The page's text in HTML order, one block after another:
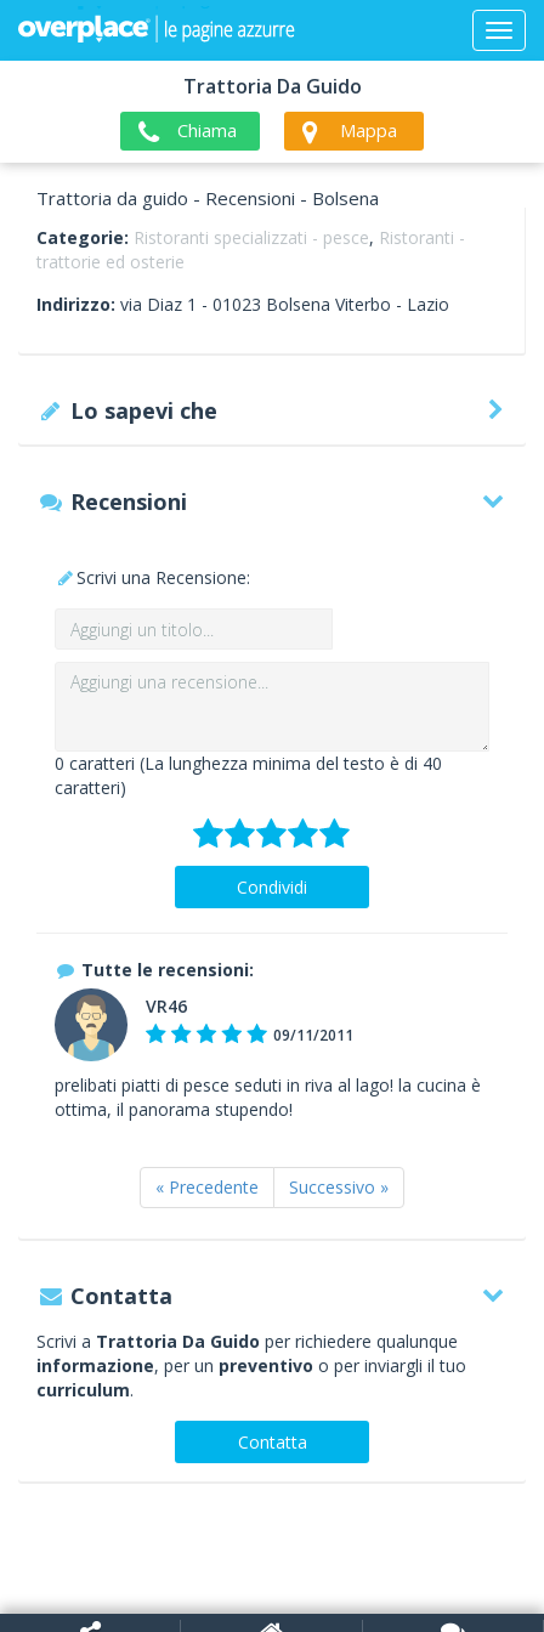
Trattoria Da Guido
Chiama Mappa
Trattoria da guido - Recensioni - Bolsena
Categorie: Ristoranti specializzati - pesce, Ristoranti -
trattorie ed osterie
Indirizzo: via Diaz 1 - 01023 Bolsena Viterbo - Lazio
Lo sapevi che
Recensioni
Scrivi una Recensione:
0 caratteri (La lunghezza minima del testo è di 40
caratteri)
Condividi
Tutte le recensioni:
VR46
09/11/2011
prelibati piatti di pesce seduti in riva al lago! la cucina è
ottima, il panorama stupendo!
« Precedente Successivo »
Contatta
Scrivi a Trattoria Da Guido per richiedere qualunque
informazione, per un preventivo o per inviargli il tuo
curriculum.
Contatta